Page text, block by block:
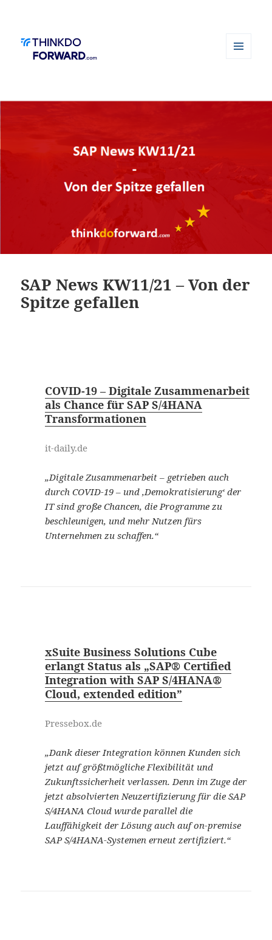
SAP News KW11/21 – Von der
Spitze gefallen
COVID-19 – Digitale Zusammenarbeit
als Chance für SAP S/4HANA
Transformationen
it-daily.de
„Digitale Zusammenarbeit – getrieben auch
durch COVID-19 – und ‚Demokratisierung‘ der
IT sind große Chancen, die Programme zu
beschleunigen, und mehr Nutzen fürs
Unternehmen zu schaffen.“
xSuite Business Solutions Cube
erlangt Status als „SAP® Certified
Integration with SAP S/4HANA®
Cloud, extended edition”
Pressebox.de
„Dank dieser Integration können Kunden sich
jetzt auf größtmögliche Flexibilität und
Zukunftssicherheit verlassen. Denn im Zuge der
jetzt absolvierten Neuzertifizierung für die SAP
S/4HANA Cloud wurde parallel die
Lauffähigkeit der Lösung auch auf on-premise
SAP S/4HANA-Systemen erneut zertifiziert.“